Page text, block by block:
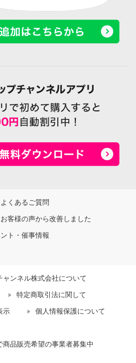
よくあるご質問
お客様の声から改善しました
ト・催事情報
ャンネル株式会社について
特定商取引法に関して
示 個人情報保護について
商品販売希望の事業者募集中